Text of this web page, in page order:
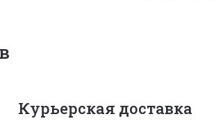
Курьерская доставка